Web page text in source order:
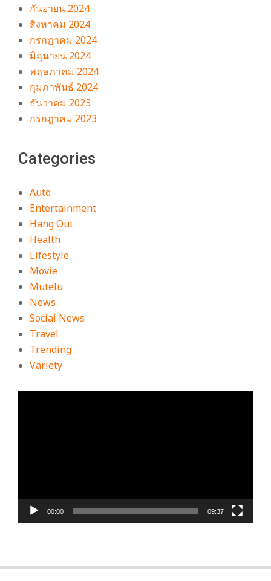
กันยายน 2024
สิงหาคม 2024
กรกฎาคม 2024
มิถุนายน 2024
พฤษภาคม 2024
กุมภาพันธ์ 2024
ธันวาคม 2023
กรกฎาคม 2023
Categories
Auto
Entertainment
Hang Out
Health
Lifestyle
Movie
Mutelu
News
Social News
Travel
Trending
Variety
00:00 09:37